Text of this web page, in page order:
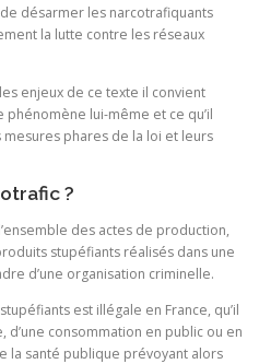
désarmer les narcotrafiquants
la lutte contre les réseaux
enjeux de ce texte il convient
phénomène lui-même et ce qu’il
phares de la loi et leurs
?
des actes de production,
stupéfiants réalisés dans une
d’une organisation criminelle.
est illégale en France, qu’il
d’une consommation en public ou en
la santé publique prévoyant alors